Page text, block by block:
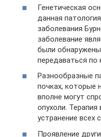
Генетическая
данная
заболевания
заболевание
были
передаваться по
Разнообразные
почках, которые
вполне могут
опухоли. Терапия
устранение всех
Проявление